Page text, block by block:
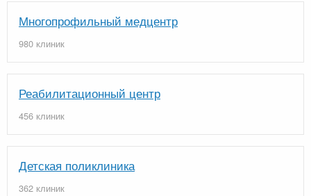
Многопрофильный медцентр
980 клиник
Реабилитационный центр
456 клиник
Детская поликлиника
362 клиник